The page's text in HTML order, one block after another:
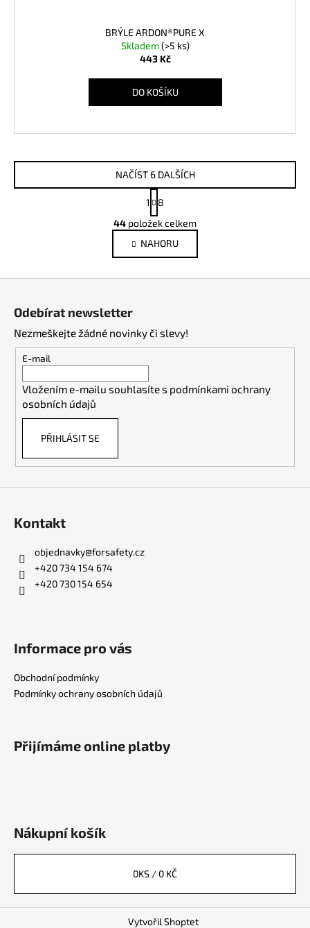
BRÝLE ARDON®PURE X
Skladem(>5 ks)
443 Kč
DO KOŠÍKU
O
v
l
á
d
p
r
k
y
u
NAČÍST 6 DALŠÍCH
S
t
r
á
n
k
í
1
8
44 položek celkem
NAHORU
Odebírat newsletter
Nezmeškejte žádné novinky či slevy!
E-mail
Vložením e-mailu souhlasíte s podmínkami ochrany
osobních údajů
PŘIHLÁSIT SE
Kontakt
objednavky@forsafety.cz
+420 734 154 674
+420 730 154 654
Informace pro vás
Obchodní podmínky
Podmínky ochrany osobních údajů
Přijímáme online platby
Nákupní košík
0KS / 0 KČ
Vytvořil Shoptet